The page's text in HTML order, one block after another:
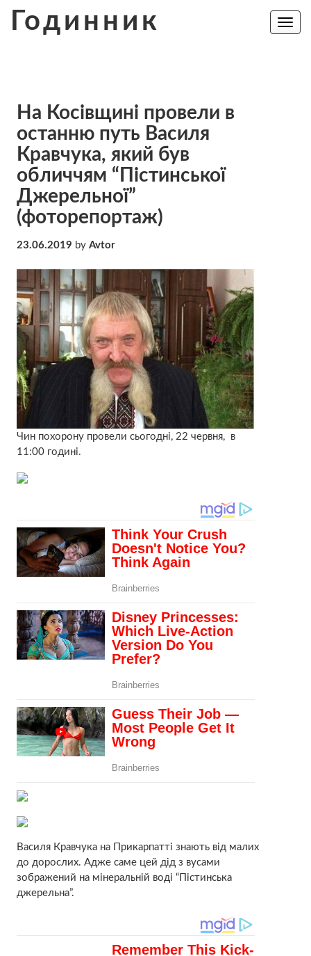
Годинник
Toggle
На Косівщині провели в
останню путь Василя
Кравчука, який був
обличчям “Пістинської
Джерельної”
(фоторепортаж)
23.06.2019 by Avtor
Чин похорону провели сьогодні, 22 червня, в
11:00 годині.
Василя Кравчука на Прикарпатті знають від малих
до дорослих. Адже саме цей дід з вусами
зображений на мінеральній воді “Пістинська
джерельна”.